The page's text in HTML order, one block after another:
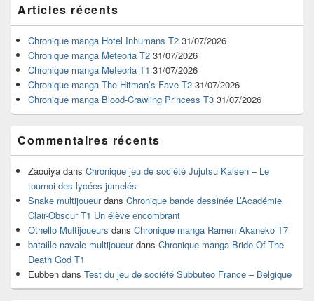
principale
de
widget
pour
barre
latérale
Articles récents
Chronique manga Hotel Inhumans T2 31/07/2026
Chronique manga Meteoria T2 31/07/2026
Chronique manga Meteoria T1 31/07/2026
Chronique manga The Hitman’s Fave T2 31/07/2026
Chronique manga Blood-Crawling Princess T3 31/07/2026
Commentaires récents
Zaouiya dans Chronique jeu de société Jujutsu Kaisen – Le
tournoi des lycées jumelés
Snake multijoueurdans Chronique bande dessinée L’Académie
Clair-Obscur T1 Un élève encombrant
Othello Multijoueurs dans Chronique manga Ramen Akaneko T7
bataille navale multijoueurdans Chronique manga Bride Of The
Death God T1
Eubben dans Test du jeu de société Subbuteo France – Belgique